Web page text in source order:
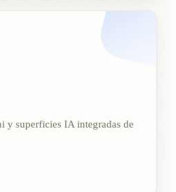
y superficies IA integradas de